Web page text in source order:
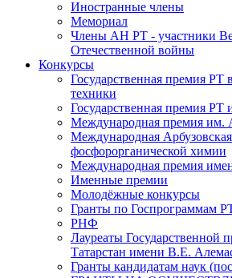
Иностранные члены
Мемориал
Члены АН РТ - участники
Отечественной войны
Конкурсы
Государственная премия РТ
техники
Государственная премия
Международная премия им.
Международная
фосфорорганической химии
Международная премия
Именные премии
Молодёжные конкурсы
Гранты по Госпрограммам
РНФ
Лауреаты Государственной
Татарстан имени В.Е.
Гранты кандидатам наук